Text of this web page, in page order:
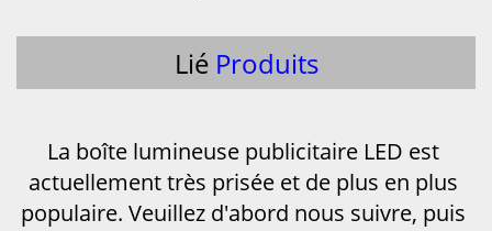
Lié Produits
La boîte lumineuse publicitaire LED est
actuellement très prisée et de plus en plus
populaire. Veuillez d'abord nous suivre, puis